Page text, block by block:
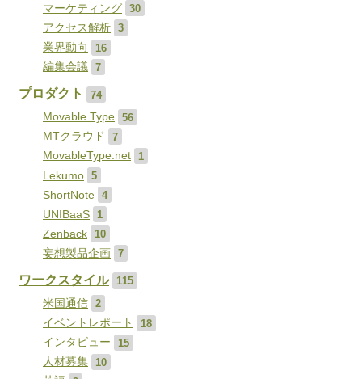
マーケティング
30
アクセス解析
3
業界動向
16
編集会議
7
プロダクト
74
Movable Type
56
MTクラウド
7
MovableType.net
1
Lekumo
5
ShortNote
4
UNIBaaS
1
Zenback
10
妄想製品企画
7
ワークスタイル
115
米国通信
2
イベントレポート
18
インタビュー
15
人材募集
10